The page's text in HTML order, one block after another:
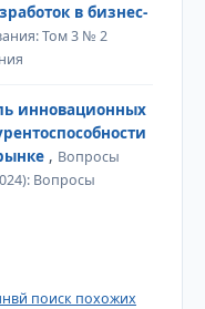
в бизнес-
Том 3 № 2
инновационных
, Вопросы
Вопросы
поиск похожих